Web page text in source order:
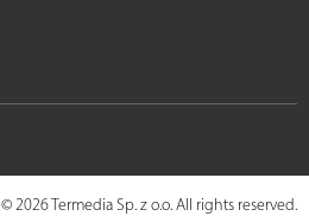
© 2026 Termedia Sp. z o.o. All rights reserved.